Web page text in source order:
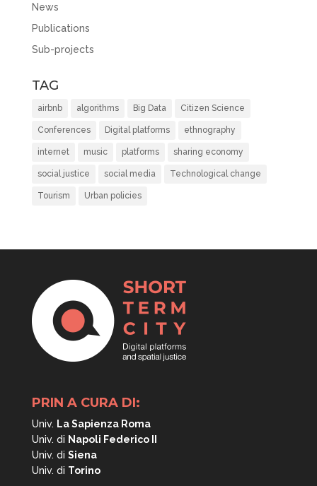
News
Publications
Sub-projects
TAG
airbnb algorithms Big Data Citizen Science
Conferences Digital platforms ethnography
internet music platforms sharing economy
social justice social media Technological change
Tourism Urban policies
PRIN A CURA DI:
Univ. La Sapienza Roma
Univ. di Napoli Federico II
Univ. di Siena
Univ. di Torino